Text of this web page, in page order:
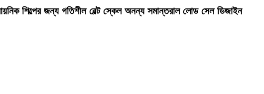
শিল্পের জন্য গতিশীল বেল্ট স্কেল অনন্য সমান্তরাল লোড সেল ডিজাইন